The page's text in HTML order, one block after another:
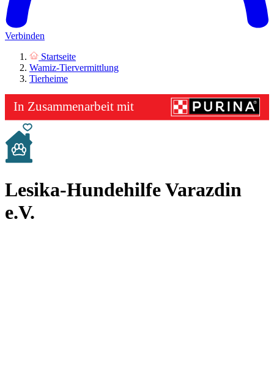
Verbinden
Startseite
Wamiz-Tiervermittlung
Tierheime
Lesika-Hundehilfe Varazdin
e.V.